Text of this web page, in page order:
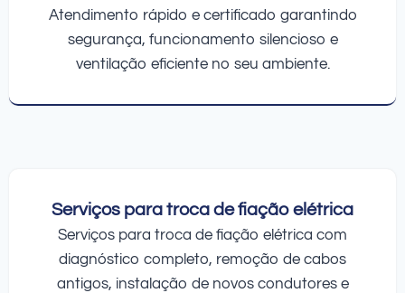
Atendimento rápido e certificado garantindo
segurança, funcionamento silencioso e
ventilação eficiente no seu ambiente.
Serviços para troca de fiação elétrica
Serviços para troca de fiação elétrica com
diagnóstico completo, remoção de cabos
antigos, instalação de novos condutores e